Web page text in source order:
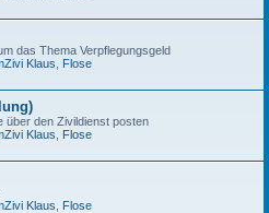
das Thema Verpflegungsgeld
Klaus
Flose
über den Zivildienst posten
Klaus
Flose
Klaus
Flose